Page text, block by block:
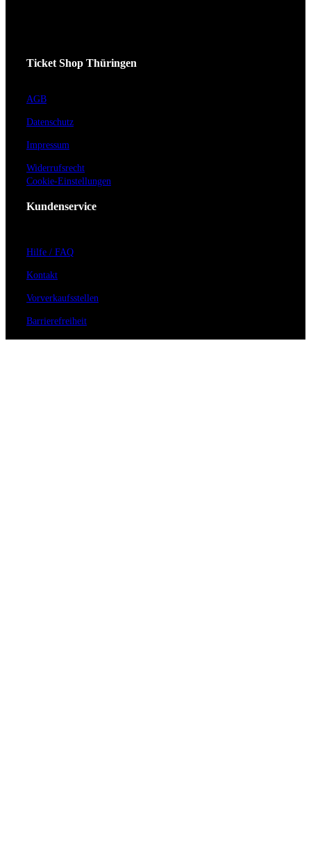
Ticket Shop Thüringen
AGB
Datenschutz
Impressum
Widerrufsrecht
Cookie-Einstellungen
Kundenservice
Hilfe / FAQ
Kontakt
Vorverkaufsstellen
Barrierefreiheit